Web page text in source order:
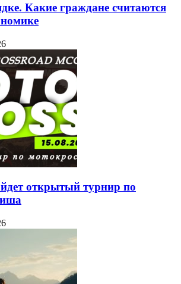
Какие граждане считаются
открытый турнир по